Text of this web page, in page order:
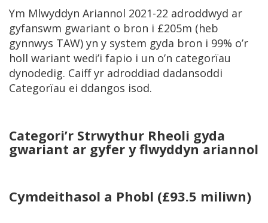
Ym Mlwyddyn Ariannol 2021-22 adroddwyd ar
gyfanswm gwariant o bron i £205m (heb
gynnwys TAW) yn y system gyda bron i 99% o’r
holl wariant wedi’i fapio i un o’n categorïau
dynodedig. Caiff yr adroddiad dadansoddi
Categorïau ei ddangos isod.
Categori’r Strwythur Rheoli gyda
gwariant ar gyfer y flwyddyn ariannol
Cymdeithasol a Phobl (£93.5 miliwn)